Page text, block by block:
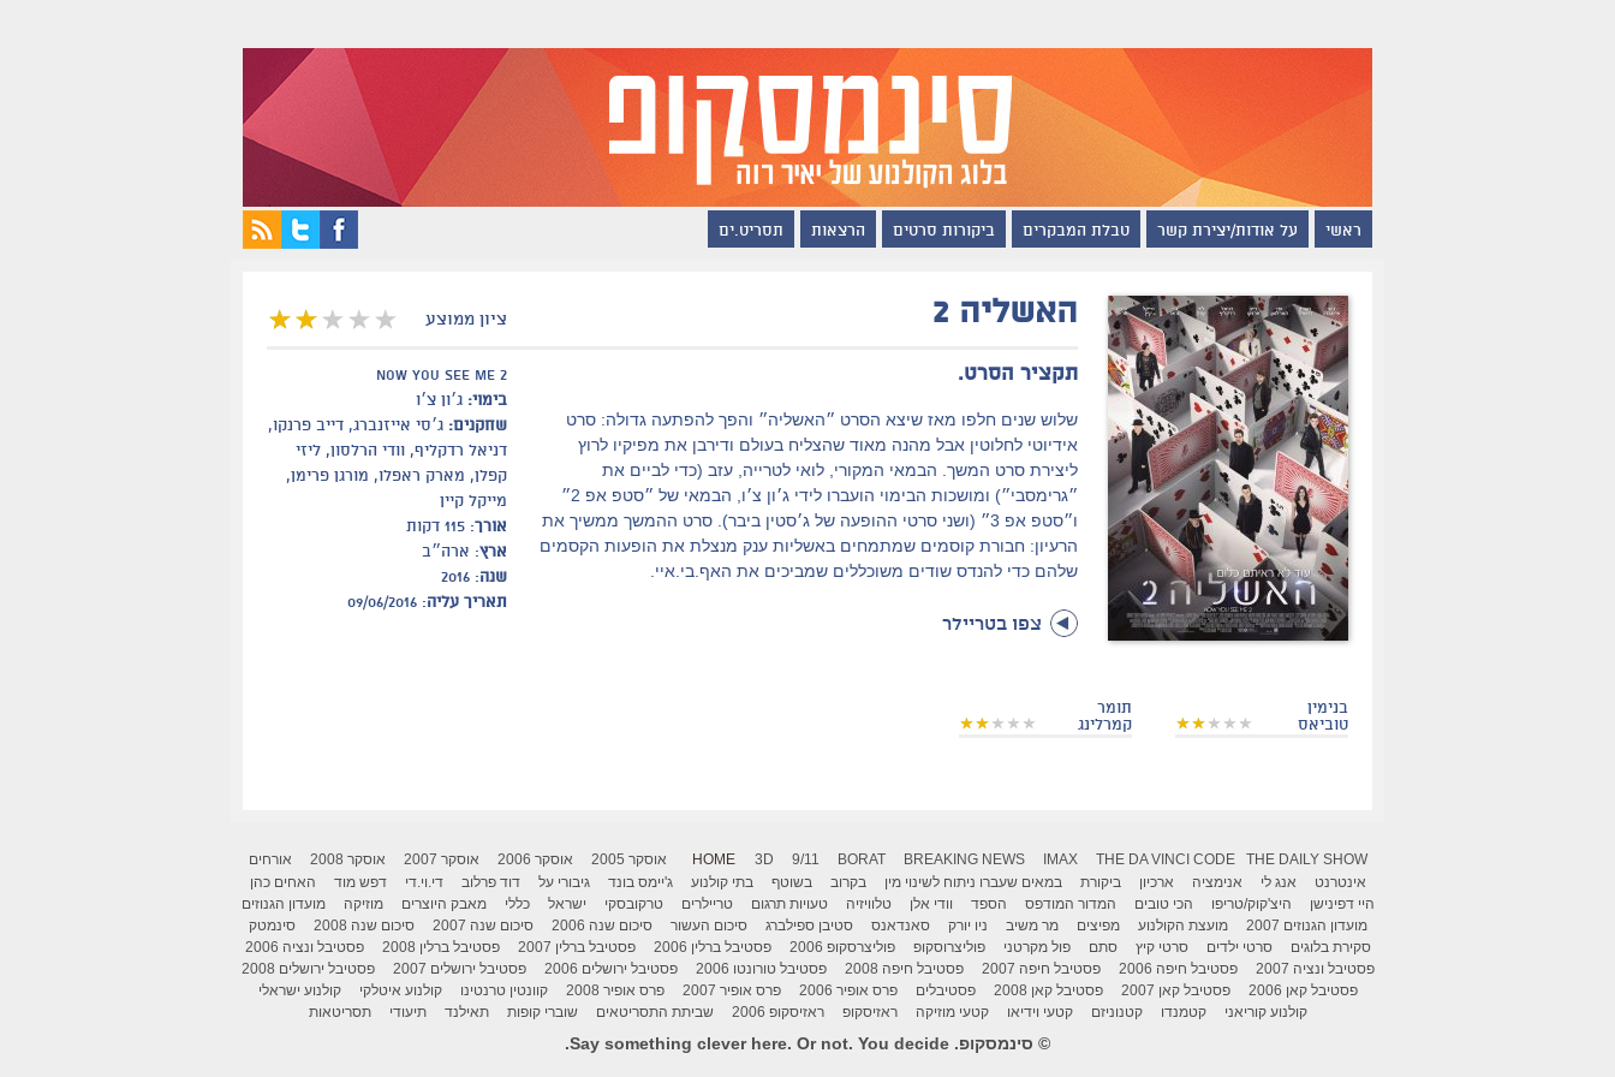
ראשי על אודות/יצירת קשר טבלת המבקרים ביקורות סרטים הרצאות תסריט.ים
ציון ממוצע האשליה 2
NOW YOU SEE ME 2
בימוי: ג׳ון צ׳ו
שחקנים: ג׳סי אייזנברג, דייב פרנקו,
דניאל רדקליף, וודי הרלסון, ליזי
קפלן, מארק ראפלו, מורגן פרימן,
מייקל קיין
אורך: 115 דקות
ארץ: ארה״ב
שנה: 2016
תאריך עליה: 09/06/2016
תקציר הסרט.
שלוש שנים חלפו מאז שיצא הסרט ״האשליה״ והפך להפתעה גדולה: סרט
אידיוטי לחלוטין אבל מהנה מאוד שהצליח בעולם ודירבן את מפיקיו לרוץ
ליצירת סרט המשך. הבמאי המקורי, לואי לטרייה, עזב (כדי לביים את
״גרימסבי״) ומושכות הבימוי הועברו לידי ג׳ון צ׳ו, הבמאי של ״סטפ אפ 2״
ו״סטפ אפ 3״ (ושני סרטי ההופעה של ג׳סטין ביבר). סרט ההמשך ממשיך את
הרעיון: חבורת קוסמים שמתמחים באשליות ענק מנצלת את הופעות הקסמים
שלהם כדי להנדס שודים משוכללים שמביכים את האף.בי.איי.
צפו בטריילר
בנימין
טוביאס
תומר
קמרלינג
HOME 3D 9/11 BORAT BREAKING NEWS IMAX THE DA VINCI CODE THE DAILY SHOW אוסקר 2005 אוסקר 2006 אוסקר 2007 אוסקר 2008
אורחים
אינטרנט
אנג לי אנימציה ארכיון ביקורת במאים שעברו ניתוח לשינוי מין בקרוב בשוטף בתי קולנוע ג'יימס בונד גיבורי על דוד פרלוב די.וי.די דפש מוד
האחים כהן
היי דפינישן
היצ'קוק/טריפו הכי טובים המדור המודפס הספד וודי אלן טלוויזיה טעויות תרגום טריילרים טרקובסקי ישראל כללי מאבק היוצרים מוזיקה
מועדון הגנוזים
מועדון הגנוזים 2007
מועצת הקולנוע מפיצים מר משיב ניו יורק סאנדאנס סטיבן ספילברג סיכום העשור סיכום שנה 2006 סיכום שנה 2007 סיכום שנה 2008
סינמטק
סקירת בלוגים
סרטי ילדים סרטי קיץ סתם פול מקרטני פוליצרוסקופ פוליצרסקופ 2006 פסטיבל ברלין 2006 פסטיבל ברלין 2007 פסטיבל ברלין 2008
פסטיבל ונציה 2006
פסטיבל ונציה 2007
פסטיבל חיפה 2006 פסטיבל חיפה 2007 פסטיבל חיפה 2008 פסטיבל טורונטו 2006 פסטיבל ירושלים 2006 פסטיבל ירושלים 2007
פסטיבל ירושלים 2008
פסטיבל קאן 2006
פסטיבל קאן 2007 פסטיבל קאן 2008 פסטיבלים פרס אופיר 2006 פרס אופיר 2007 פרס אופיר 2008 קוונטין טרנטינו קולנוע איטלקי
קולנוע ישראלי
קולנוע קוריאני
קטמנדו קטנוניזם קטעי וידיאו קטעי מוזיקה ראזיסקופ ראזיסקופ 2006 שביתת התסריטאים שוברי קופות תאילנד תיעודי תסריטאות
© סינמסקופ. Say something clever here. Or not. You decide.